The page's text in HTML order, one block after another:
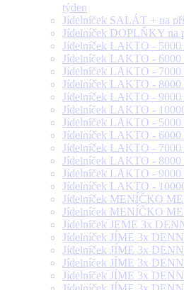
týden
Jídelníček SALÁT + na
Jídelníček DOPLŇKY na
Jídelníček LAKTO - 5000
Jídelníček LAKTO - 6000
Jídelníček LAKTO - 7000
Jídelníček LAKTO - 8000
Jídelníček LAKTO - 9000
Jídelníček LAKTO -
Jídelníček LAKTO - 5000
Jídelníček LAKTO - 6000
Jídelníček LAKTO - 7000
Jídelníček LAKTO - 8000
Jídelníček LAKTO - 9000
Jídelníček LAKTO -
Jídelníček MENÍČKO
Jídelníček MENÍČKO
Jídelníček JEME 3x
Jídelníček JÍME 3x
Jídelníček JÍME 3x
Jídelníček JÍME 3x
Jídelníček JÍME 3x